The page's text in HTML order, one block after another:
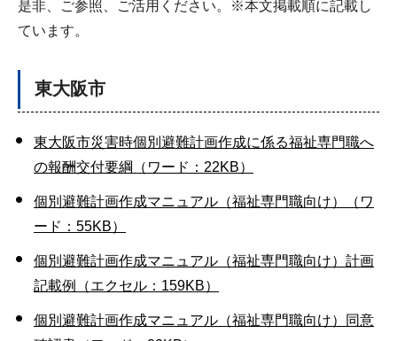
是非、ご参照、ご活用ください。※本文掲載順に記載し
ています。
東大阪市
東大阪市災害時個別避難計画作成に係る福祉専門職へ
の報酬交付要綱（ワード：22KB）
個別避難計画作成マニュアル（福祉専門職向け）（ワ
ード：55KB）
個別避難計画作成マニュアル（福祉専門職向け）計画
記載例（エクセル：159KB）
個別避難計画作成マニュアル（福祉専門職向け）同意